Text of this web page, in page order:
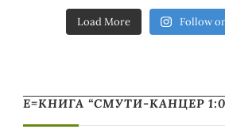
Load More Follow
Е=КНИГА “СМУТИ-КАНЦЕР